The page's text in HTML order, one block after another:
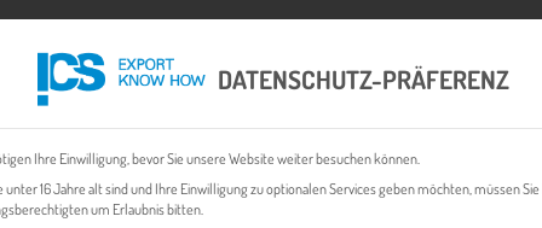
EXPORT BUSINESS PLÄNE EVENTS & NEWS INHALT
DATENSCHUTZ-PRÄFERENZ
Ihre Einwilligung, bevor Sie unsere Website weiter besuchen können.
unter 16 Jahre alt sind und Ihre Einwilligung zu optionalen Services geben möchten, müssen
um Erlaubnis bitten.